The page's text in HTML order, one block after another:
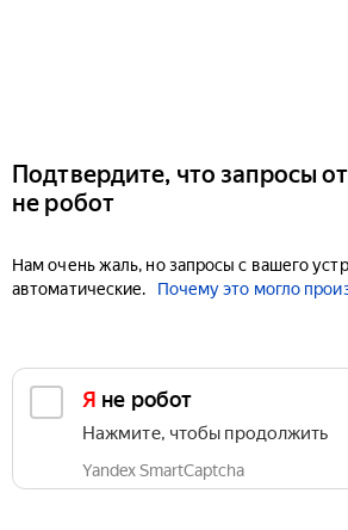
Подтвердите, что запросы
не робот
Нам очень жаль, но запросы с вашего
автоматические.
Почему это могло
Я не робот
Нажмите, чтобы продолжить
Yandex SmartCaptcha